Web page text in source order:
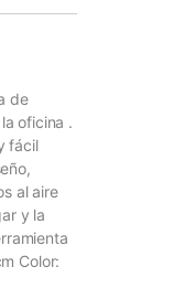
de
oficina .
fácil
al aire
y la
Color: